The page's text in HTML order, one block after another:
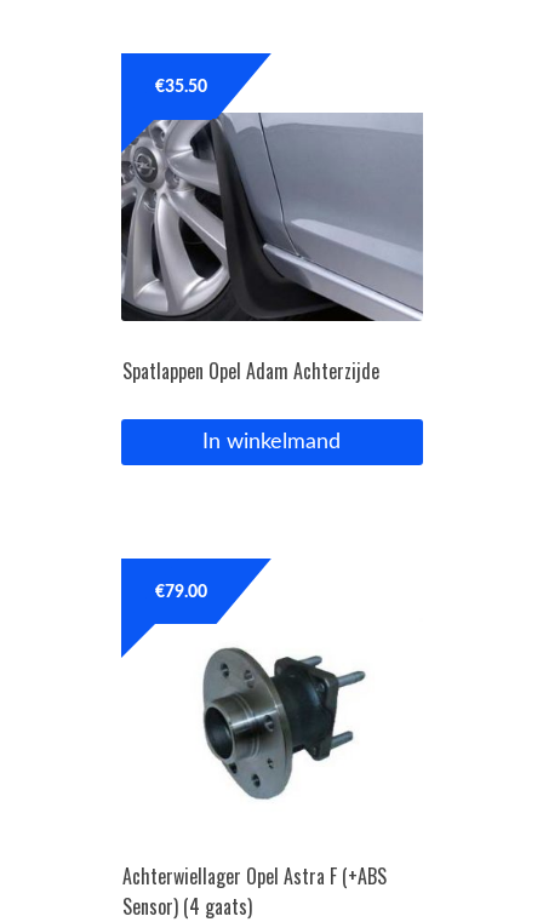
Spatlappen Opel Adam Achterzijde
€35.50
In winkelmand
Achterwiellager Opel Astra F (+ABS
Sensor) (4 gaats)
€79.00